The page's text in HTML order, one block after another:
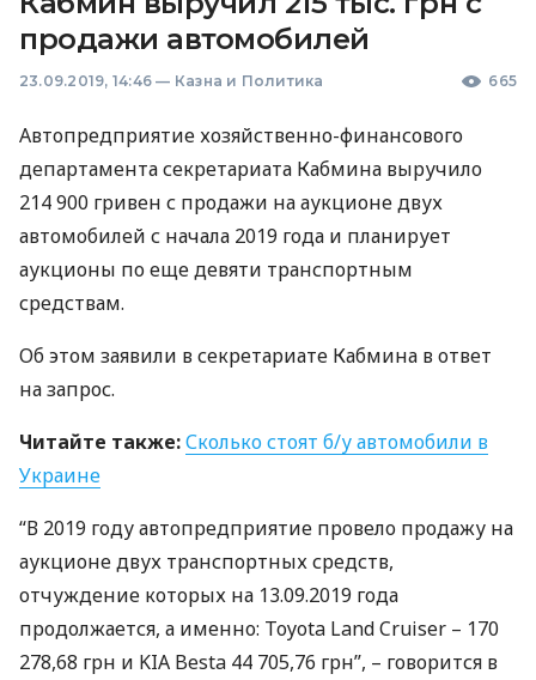
продажи автомобилей
23.09.2019, 14:46 — Казна и Политика 665
Автопредприятие хозяйственно-финансового
департамента секретариата Кабмина выручило
214 900 гривен с продажи на аукционе двух
автомобилей с начала 2019 года и планирует
аукционы по еще девяти транспортным
средствам.
Об этом заявили в секретариате Кабмина в ответ
на запрос.
Читайте также:Сколько стоят б/у автомобили в
Украине
“В 2019 году автопредприятие провело продажу на
аукционе двух транспортных средств,
отчуждение которых на 13.09.2019 года
продолжается, а именно: Toyota Land Cruiser – 170
278,68 грн и KIA Besta 44 705,76 грн”, – говорится в